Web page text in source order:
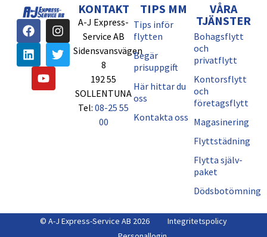
KONTAKT
A-J Express-
Service AB
Sidensvansvägen
8
192 55
SOLLENTUNA
Tel:08-25 55
00
TIPS MM
Tips inför
flytten
Begär
prisuppgift
Här hittar du
oss
Kontakta oss
VÅRA
TJÄNSTER
Bohagsflytt
och
privatflytt
Kontorsflytt
och
företagsflytt
Magasinering
Flyttstädning
Flytta själv-
paket
Dödsbotömning
© A-J Express-Service AB 2026
Integritetspolicy